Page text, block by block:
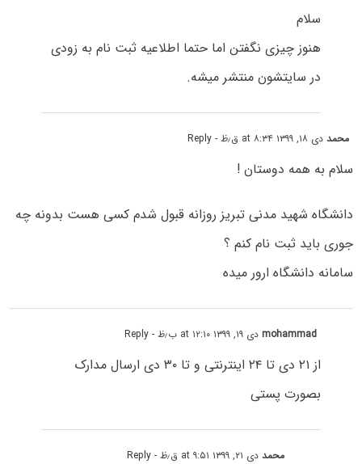
سلام
هنوز چیزی نگفتن اما حتما اطلاعیه ثبت نام به زودی
در سایتشون منتشر میشه.
محمددی ۱۸, ۱۳۹۹ at ۸:۳۴ ق٫ظ - Reply
سلام به همه دوستان !
دانشگاه شهید مدنی تبریز روزانه قبول شدم کسی هست بدونه چه
جوری باید ثبت نام کنم ؟
سامانه دانشگاه ارور میده
mohammadدی ۱۹, ۱۳۹۹ at ۱۲:۱۰ ب٫ظ - Reply
از ۲۱ دی تا ۲۴ اینترنتی و تا ۳۰ دی ارسال مدارک
بصورت پستی
محمددی ۲۱, ۱۳۹۹ at ۹:۵۱ ق٫ظ - Reply